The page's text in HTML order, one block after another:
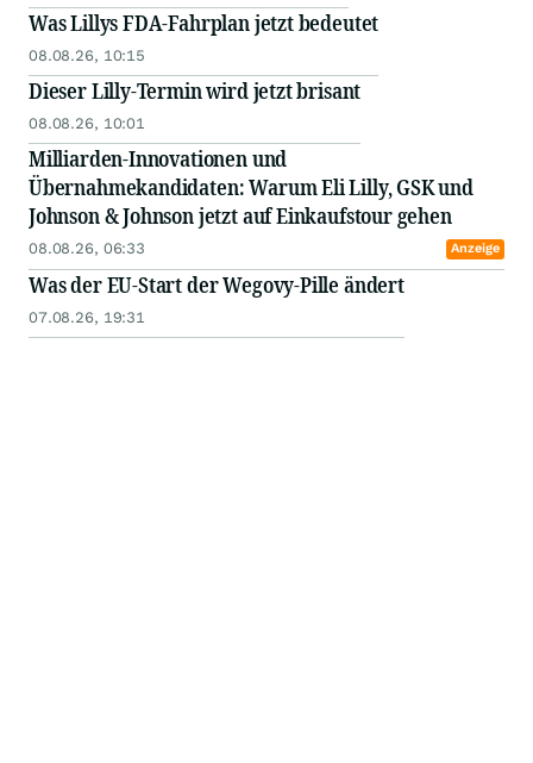
Was Lillys FDA-Fahrplan jetzt bedeutet
08.08.26, 10:15
Dieser Lilly-Termin wird jetzt brisant
08.08.26, 10:01
Milliarden-Innovationen und
Übernahmekandidaten: Warum Eli Lilly, GSK und
Johnson & Johnson jetzt auf Einkaufstour gehen
08.08.26, 06:33 Anzeige
Was der EU-Start der Wegovy-Pille ändert
07.08.26, 19:31